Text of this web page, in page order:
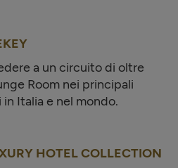
a un circuito di oltre
Room nei principali
Italia e nel mondo.
HOTEL COLLECTION